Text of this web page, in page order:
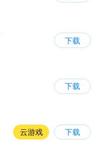
下载
下载
云游戏 下载